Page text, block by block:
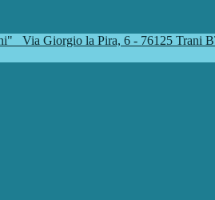
Via Giorgio la Pira, 6 - 76125 Trani